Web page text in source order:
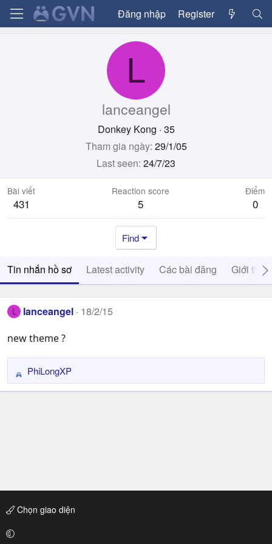
Đăng nhập Register
L
lanceangel
Donkey Kong · 35
Tham gia ngày 29/1/05
Last seen 24/7/23
Bài viết
431
Reaction score
5
Điểm
0
Find
Tin nhắn hồ sơ Latest activity Các bài đăng Giới thiệu
L lanceangel 18/2/15
new theme ?
R
e
:
PhiLongXP
Chọn giao diện